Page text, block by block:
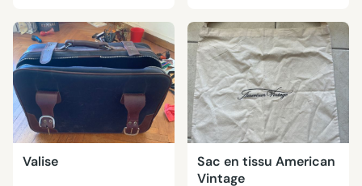
Valise
Sac en tissu American
Vintage